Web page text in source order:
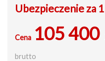
Ubezpieczenie za
Cena 105 400
brutto